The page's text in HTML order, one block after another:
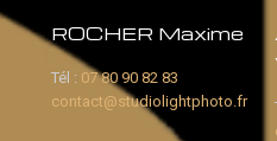
ROCHER Maxime
Tél : 07 80 90 82 83
contact@studiolightphoto.fr